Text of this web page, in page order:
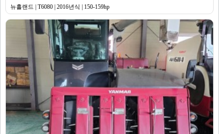
뉴홀랜드 | T6080 | 2016년식 | 150-159hp